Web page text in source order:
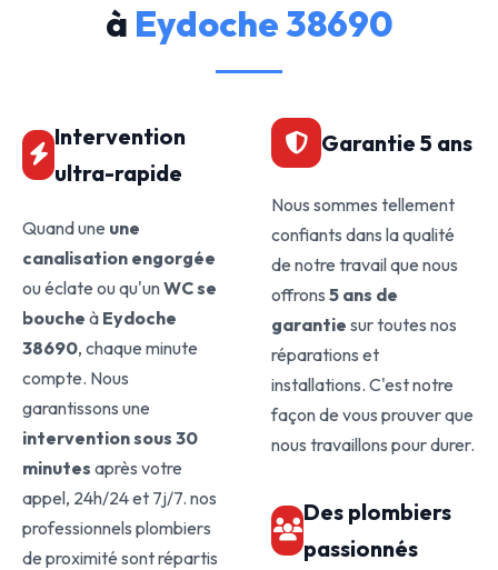
à Eydoche 38690
Intervention
ultra-rapide
Quand une une
canalisation engorgée
ou éclate ou qu'unWC se
bouche à Eydoche
38690, chaque minute
compte. Nous
garantissons une
intervention sous 30
minutes après votre
appel, 24h/24 et 7j/7. nos
professionnels plombiers
de proximité sont répartis
Garantie 5 ans
Nous sommes tellement
confiants dans la qualité
de notre travail que nous
offrons 5 ans de
garantie sur toutes nos
réparations et
installations. C'est notre
façon de vous prouver que
nous travaillons pour durer.
Des plombiers
passionnés